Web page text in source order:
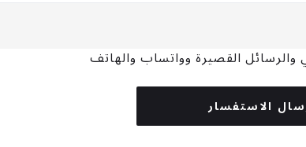
والرسائل القصيرة وواتساب والهاتف
الاستفسار